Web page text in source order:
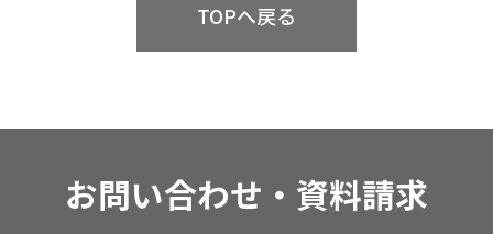
TOPへ戻る
お問い合わせ・資料請求